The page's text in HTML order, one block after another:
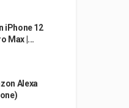
iPhone 12
Max |...
Alexa